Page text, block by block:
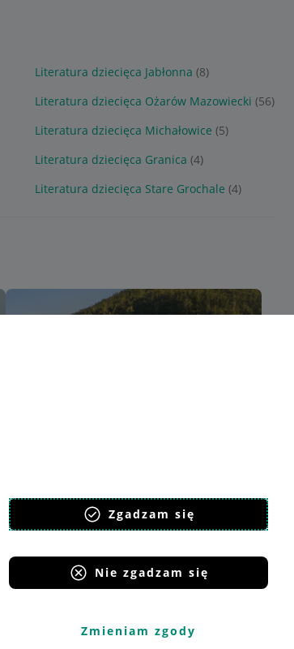
Zgadzam się
Nie zgadzam się
Zmieniam zgody
Literatura dziecięca Jabłonna (8)
Literatura dziecięca Ożarów Mazowiecki (56)
Literatura dziecięca Michałowice (5)
Literatura dziecięca Granica (4)
Literatura dziecięca Stare Grochale (4)